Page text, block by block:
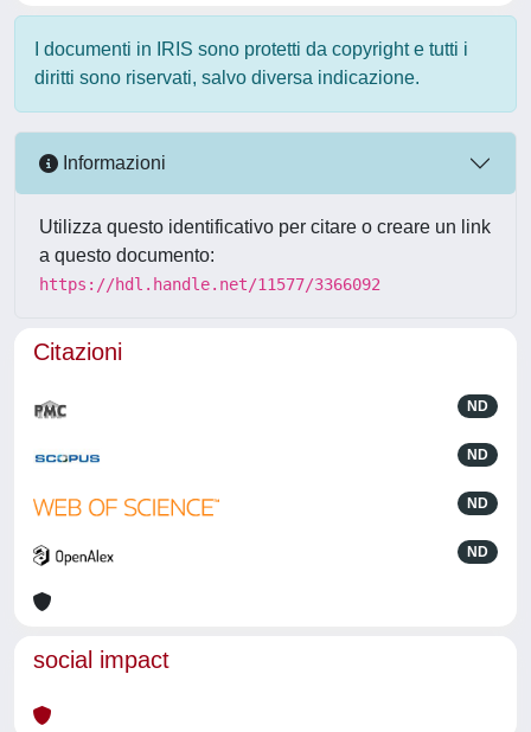
I documenti in IRIS sono protetti da copyright e tutti i
diritti sono riservati, salvo diversa indicazione.
Informazioni
Utilizza questo identificativo per citare o creare un link
a questo documento:
https://hdl.handle.net/11577/3366092
Citazioni
ND
ND
ND
ND
social impact